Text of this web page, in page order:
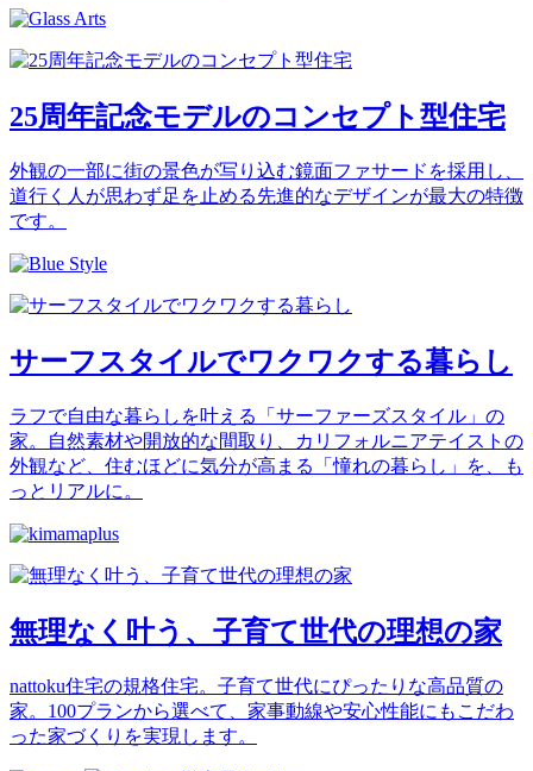
25周年記念モデルのコンセプト型住宅
外観の一部に街の景色が写り込む鏡面ファサードを採用し、
道行く人が思わず足を止める先進的なデザインが最大の特徴
です。
サーフスタイルでワクワクする暮らし
ラフで自由な暮らしを叶える「サーファーズスタイル」の
家。自然素材や開放的な間取り、カリフォルニアテイストの
外観など、住むほどに気分が高まる「憧れの暮らし」を、も
っとリアルに。
無理なく叶う、子育て世代の理想の家
nattoku住宅の規格住宅。子育て世代にぴったりな高品質の
家。100プランから選べて、家事動線や安心性能にもこだわ
った家づくりを実現します。